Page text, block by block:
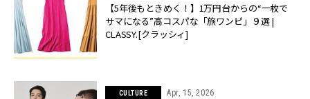
【5年後もときめく！】1万円台からの“一枚で
サマになる”高コスパな「旅ワンピ」９選 |
CLASSY.[クラッシィ]
CULTURE Apr, 15, 2026